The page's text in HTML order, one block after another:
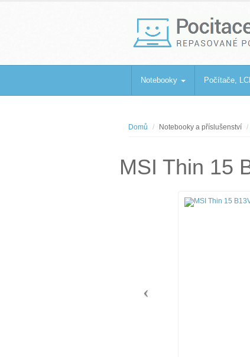
Repasované počítače a notebooky
Notebooky Počítače,
Domů Notebooky a příslušenství
MSI Thin 15